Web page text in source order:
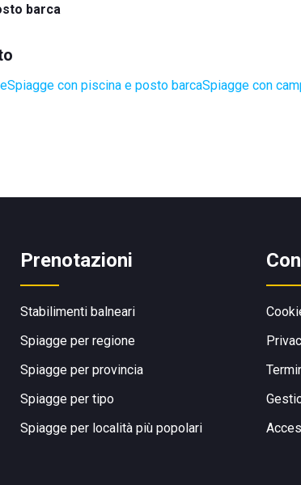
barca
Spiagge con piscina e posto barcaSpiagge con
Prenotazioni
Stabilimenti balneari
Spiagge per regione
Spiagge per provincia
Spiagge per tipo
Spiagge per località più popolari